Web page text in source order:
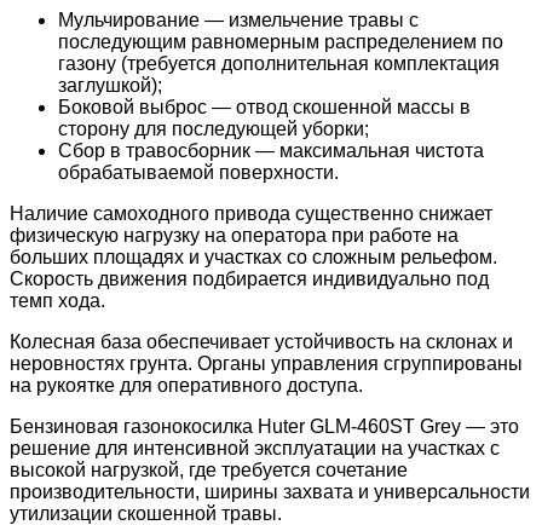
Мульчирование — измельчение травы с
последующим равномерным распределением по
газону (требуется дополнительная комплектация
заглушкой);
Боковой выброс — отвод скошенной массы в
сторону для последующей уборки;
Сбор в травосборник — максимальная чистота
обрабатываемой поверхности.
Наличие самоходного привода существенно снижает
физическую нагрузку на оператора при работе на
больших площадях и участках со сложным рельефом.
Скорость движения подбирается индивидуально под
темп хода.
Колесная база обеспечивает устойчивость на склонах и
неровностях грунта. Органы управления сгруппированы
на рукоятке для оперативного доступа.
Бензиновая газонокосилка Huter GLM-460ST Grey — это
решение для интенсивной эксплуатации на участках с
высокой нагрузкой, где требуется сочетание
производительности, ширины захвата и универсальности
утилизации скошенной травы.